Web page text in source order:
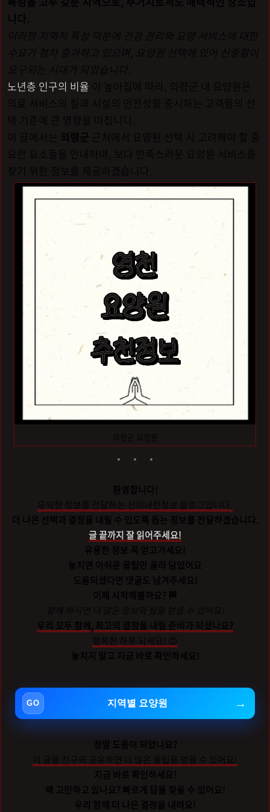
니다.
이러한 지역적 특성 덕분에 건강 관리와 요양 서비스에 대한
수요가 점차 증가하고 있으며, 요양원 선택에 있어 신중함이
요구되는 시대가 되었습니다.
노년층 인구의 비율 이 높아짐에 따라, 의령군 내 요양원은
의료 서비스의 질과 시설의 안전성을 중시하는 고객들의 선
택 기준에 큰 영향을 미칩니다.
이 글에서는 의령군 근처에서 요양원 선택 시 고려해야 할 중
요한 요소들을 안내하며, 보다 만족스러운 요양원 서비스를
찾기 위한 정보를 제공하겠습니다.
의령군 요양원
환영합니다!
유익한 정보를 전달하는 신이내린정보 블로그입니다.
더 나은 선택과 결정을 내릴 수 있도록 돕는 정보를 전달하겠습니다.
글 끝까지 잘 읽어주세요!
유용한 정보 꼭 얻고가세요!
놓치면 아쉬운 꿀팁만 골라 담았어요
도움되셨다면 댓글도 남겨주세요!
이제 시작해볼까요? 🏁
함께 하시면 더 많은 정보와 팁을 얻을 수 있어요!
우리 모두 함께, 최고의 결정을 내릴 준비가 되셨나요?
행복한 하루 되세요! 😊
놓치지 말고 지금 바로 확인하세요!
지역별 요양원
정말 도움이 되었나요?
이 글을 친구와 공유하면 더 많은 꿀팁을 얻을 수 있어요!
지금 바로 확인하세요!
왜 고민하고 있나요? 빠르게 답을 찾을 수 있어요!
우리 함께 더 나은 결정을 내려요!